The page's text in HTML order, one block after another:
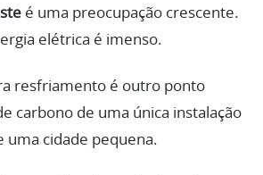
é uma preocupação crescente.
elétrica é imenso.
resfriamento é outro ponto
carbono de uma única instalação
uma cidade pequena.